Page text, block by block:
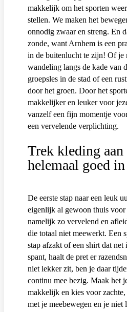
makkelijk om het sporten
stellen. We maken het
onnodig zwaar en streng. En
zonde, want Arnhem is een
in de buitenlucht te zijn! Of je
wandeling langs de kade van
groepsles in de stad of een
door het groen. Door het
makkelijker en leuker voor
vanzelf een fijn momentje
een vervelende verplichting.
Trek kleding
helemaal goed
De eerste stap naar een leuk
eigenlijk al gewoon thuis voor
namelijk zo vervelend en
die totaal niet meewerkt. Een
stap afzakt of een shirt dat
spant, haalt de pret er
niet lekker zit, ben je daar
continu mee bezig. Maak het
makkelijk en kies voor
met je meebewegen en je niet